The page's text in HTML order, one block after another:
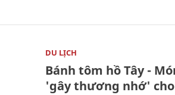
DU LỊCH
Bánh tôm hồ Tây -
'gây thương nhớ'